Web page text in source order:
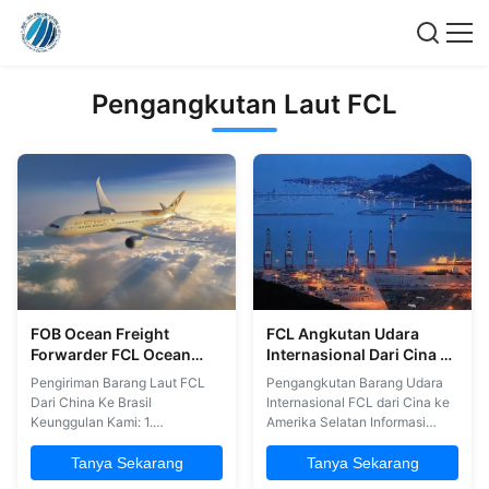
Pengangkutan Laut FCL
FOB Ocean Freight
Forwarder FCL Ocean
Freight Dari China Ke
Brazil
Pengiriman Barang Laut FCL
Dari China Ke Brasil
Keunggulan Kami: 1.
lebih dari 10 tahun 2.
Hubungan yang kuat dengan
Tanya Sekarang
FCL Angkutan Udara
Internasional Dari Cina Ke
Amerika Selatan
Pengangkutan Barang Udara
Internasional FCL dari Cina ke
Amerika Selatan Informasi
POD 2Jumlah 3. FOB atau EXW
4Detil kargo. 5Tanggal siap
Tanya Sekarang